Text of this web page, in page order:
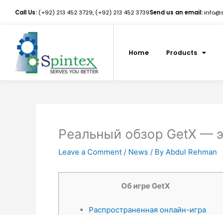
Call Us: (+92) 213 452 3729, (+92) 213 452 3739Send us an email:
Home Products
Реальный обзор GetX —
Leave a Comment / News / By Abdul Rehman
Об игре GetX
Распространенная онлайн-игра